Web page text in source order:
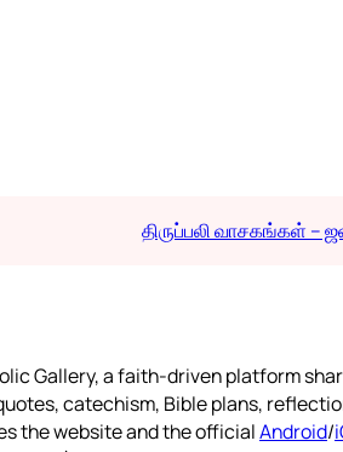
திருப்பலி வாசகங்கள் –
Gallery, a faith-driven platform
catechism, Bible plans,
the website and the officialAndroid/